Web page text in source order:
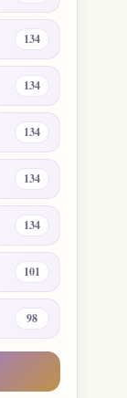
134
134
134
134
134
101
98